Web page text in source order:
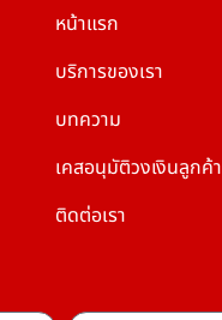
หน้าแรก
บริการของเรา
บทความ
เคสอนุมัติวงเงินลูกค้า
ติดต่อเรา